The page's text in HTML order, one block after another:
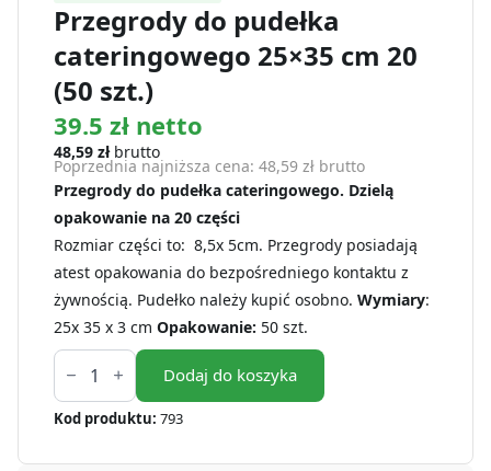
Przegrody do pudełka
cateringowego 25×35 cm 20
(50 szt.)
39.5 zł netto
48,59 złbrutto
Poprzednia najniższa cena: 48,59 zł brutto
Przegrody do pudełka cateringowego. Dzielą
opakowanie na 20 części
Rozmiar części to: 8,5x 5cm. Przegrody posiadają
atest opakowania do bezpośredniego kontaktu z
żywnością. Pudełko należy kupić osobno. Wymiary:
25x 35 x 3 cm Opakowanie: 50 szt.
ilość
Przegrody
do
pudełka
cateringowego
cm
Dodaj do koszyka
Kod produktu: 793